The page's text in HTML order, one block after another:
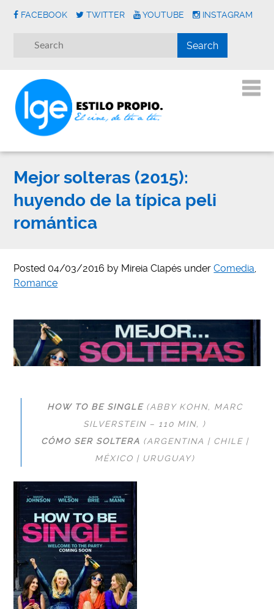
FACEBOOK TWITTER YOUTUBE INSTAGRAM
Mejor solteras (2015):
huyendo de la típica peli
romántica
Posted 04/03/2016 by Mireia Clapés underComedia,
Romance
HOW TO BE SINGLE(ABBY KOHN, MARC
SILVERSTEIN – 110 MIN, )
CÓMO SER SOLTERA (ARGENTINA | CHILE |
MÉXICO | URUGUAY)